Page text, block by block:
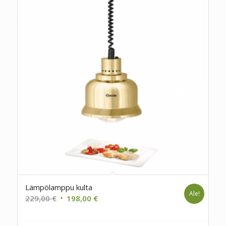
Lämpölamppu kulta
229,00€ Alkuperäinen
198,00 €Nykyinen
Ale!